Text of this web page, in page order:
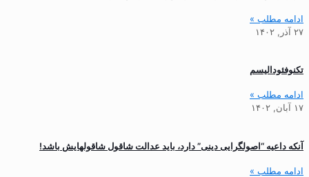
ادامه مطلب »
۲۷ آذر, ۱۴۰۲
تکنوفئودالیسم
ادامه مطلب »
۱۷ آبان, ۱۴۰۲
آنکه داعیه “اصولگرایی دینی” دارد، باید عدالت شاقول شاقولهایش باشد!
ادامه مطلب »